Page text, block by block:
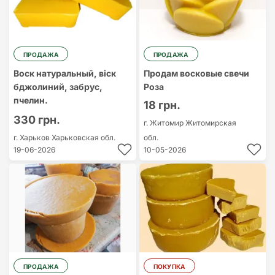
ПРОДАЖА
Воск натуральный, віск
бджолиний, забрус,
пчелин.
330 грн.
г. Харьков Харьковская обл.
19-06-2026
ПРОДАЖА
Продам восковые свечи
Роза
18 грн.
г. Житомир Житомирская
обл.
10-05-2026
ПРОДАЖА ПОКУПКА